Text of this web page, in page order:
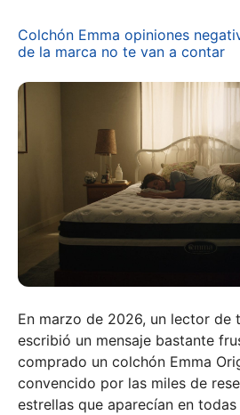
Colchón Emma opiniones
de la marca no te van a contar
En marzo de 2026, un lector de
escribió un mensaje bastante
comprado un colchón Emma
convencido por las miles de
estrellas que aparecían en